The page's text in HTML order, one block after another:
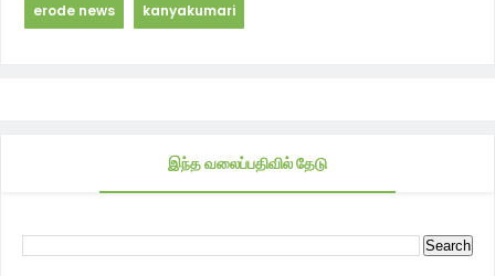
erode news kanyakumari
இந்த வலைப்பதிவில் தேடு